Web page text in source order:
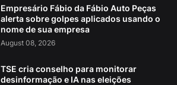
Empresário Fábio da Fábio Auto Peças
alerta sobre golpes aplicados usando o
nome de sua empresa
August 08, 2026
TSE cria conselho para monitorar
desinformação e IA nas eleições